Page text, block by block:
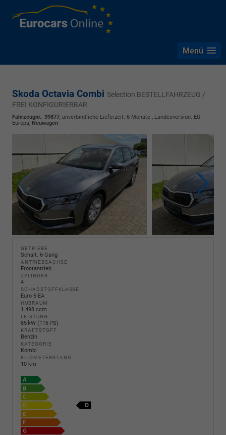
Menü
Skoda Octavia Combi Selection BESTELLFAHRZEUG /
FREI KONFIGURIERBAR
Fahrzeugnr.: 39877, unverbindliche Lieferzeit: 6 Monate , Landesversion: EU -
Europa, Neuwagen
GETRIEBE
Schalt. 6-Gang
ANTRIEBSACHSE
Frontantrieb
ZYLINDER
4
SCHADSTOFFKLASSE
Euro 6 EA
HUBRAUM
1.498 ccm
LEISTUNG
85 kW (116 PS)
KRAFTSTOFF
Benzin
KATEGORIE
Kombi
KILOMETERSTAND
10 km